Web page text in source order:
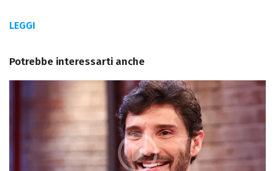
LEGGI
Potrebbe interessarti anche